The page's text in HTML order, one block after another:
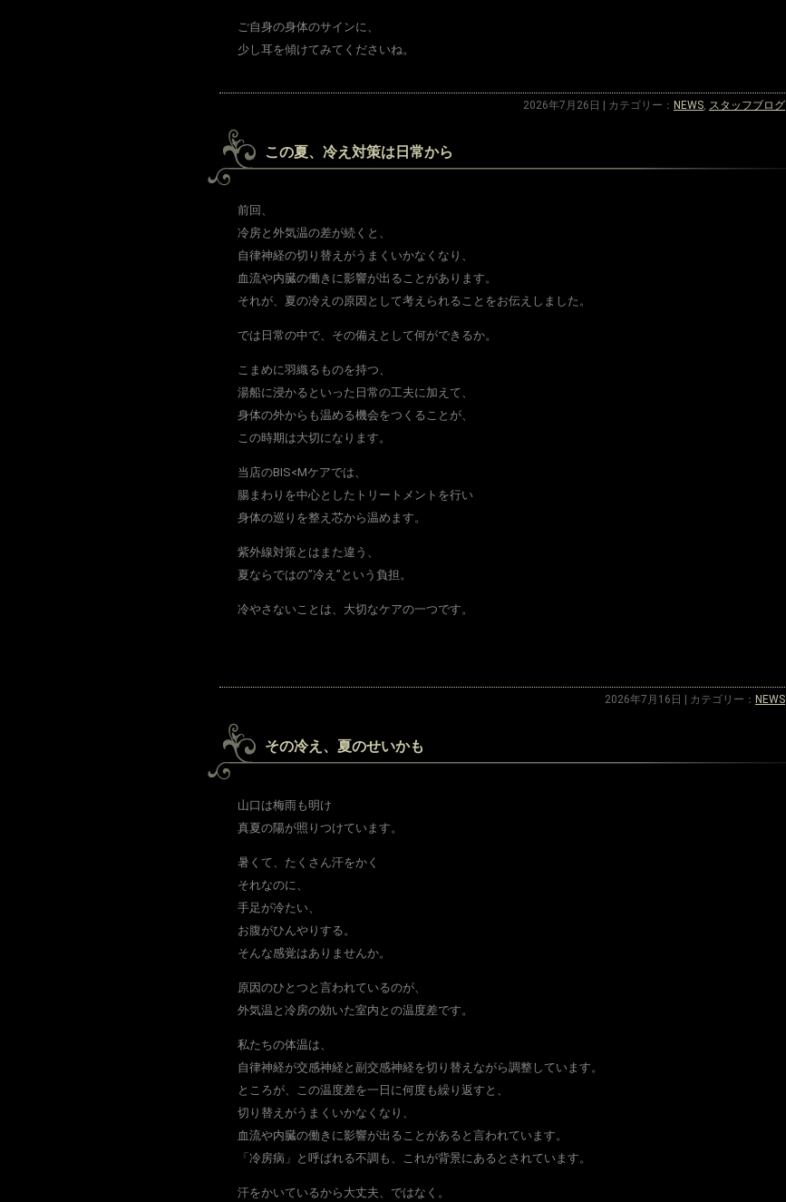
ご自身の身体のサインに、
少し耳を傾けてみてくださいね。
2026年7月26日 | カテゴリー： NEWS スタッフブログ
この夏、冷え対策は日常から
前回、
冷房と外気温の差が続くと、
自律神経の切り替えがうまくいかなくなり、
血流や内臓の働きに影響が出ることがあります。
それが、夏の冷えの原因として考えられることをお伝えしました。
では日常の中で、その備えとして何ができるか。
こまめに羽織るものを持つ、
湯船に浸かるといった日常の工夫に加えて、
身体の外からも温める機会をつくることが、
この時期は大切になります。
当店のBIS<Mケアでは、
腸まわりを中心としたトリートメントを行い
身体の巡りを整え芯から温めます。
紫外線対策とはまた違う、
夏ならではの”冷え”という負担。
冷やさないことは、大切なケアの一つです。
2026年7月16日 | カテゴリー： NEWS
その冷え、夏のせいかも
山口は梅雨も明け
真夏の陽が照りつけています。
暑くて、たくさん汗をかく
それなのに、
手足が冷たい、
お腹がひんやりする。
そんな感覚はありませんか。
原因のひとつと言われているのが、
外気温と冷房の効いた室内との温度差です。
私たちの体温は、
自律神経が交感神経と副交感神経を切り替えながら調整しています。
ところが、この温度差を一日に何度も繰り返すと、
切り替えがうまくいかなくなり、
血流や内臓の働きに影響が出ることがあると言われています。
「冷房病」と呼ばれる不調も、これが背景にあるとされています。
汗をかいているから大丈夫、ではなく。